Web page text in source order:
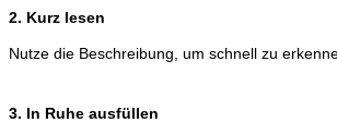
2. Kurz lesen
Nutze die Beschreibung, um schnell zu
3. In Ruhe ausfüllen